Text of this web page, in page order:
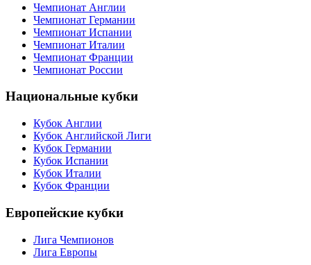
Чемпионат Англии
Чемпионат Германии
Чемпионат Испании
Чемпионат Италии
Чемпионат Франции
Чемпионат России
Национальные кубки
Кубок Англии
Кубок Английской Лиги
Кубок Германии
Кубок Испании
Кубок Италии
Кубок Франции
Европейские кубки
Лига Чемпионов
Лига Европы